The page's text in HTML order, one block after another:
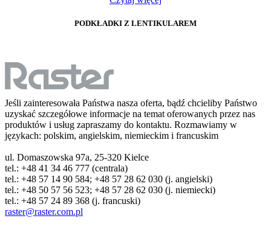
PODKŁADKI Z LENTIKULAREM
Jeśli zainteresowała Państwa nasza oferta, bądź chcieliby Państwo
uzyskać szczegółowe informacje na temat oferowanych przez nas
produktów i usług zapraszamy do kontaktu. Rozmawiamy w
językach: polskim, angielskim, niemieckim i francuskim
ul. Domaszowska 97a, 25-320 Kielce
tel.: +48 41 34 46 777 (centrala)
tel.: +48 57 14 90 584; +48 57 28 62 030 (j. angielski)
tel.: +48 50 57 56 523; +48 57 28 62 030 (j. niemiecki)
tel.: +48 57 24 89 368 (j. francuski)
raster@raster.com.pl